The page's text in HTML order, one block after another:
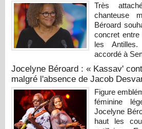
Très
chanteuse
Béroard
concret
les
accordé à
Jocelyne Béroard : « Kassav'
malgré l'absence de Jacob
Figure
féminine
Jocelyne
haut les